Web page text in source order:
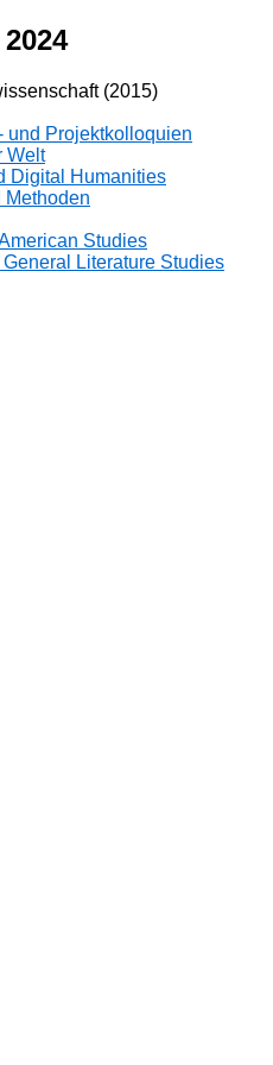
(2015)
und Projektkolloquien
Welt
Digital Humanities
Methoden
Studies
Literature Studies